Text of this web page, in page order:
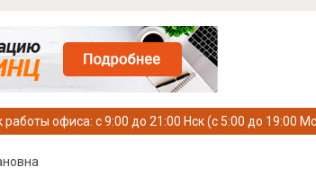
работы офиса: с 9:00 до 21:00 Нск (с 5:00 до 19:00